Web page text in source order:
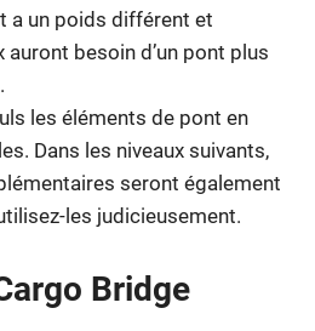
a un poids différent et
auront besoin d’un pont plus
les éléments de pont en
Dans les niveaux suivants,
seront également
les judicieusement.
Bridge